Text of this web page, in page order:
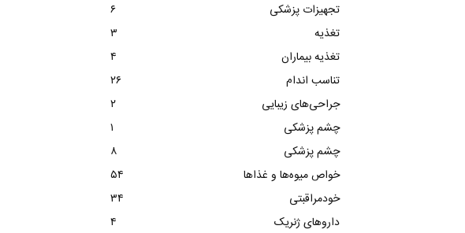
تجهیزات پزشکی
۶
تغذیه
۳
تغذیه بیماران
۴
تناسب اندام
۲۶
جراحی‌های زیبایی
۲
چشم پزشکی
۱
چشم پزشکی
۸
خواص میوه‌ها و غذاها
۵۴
خودمراقبتی
۳۴
داروهای ژنریک
۴